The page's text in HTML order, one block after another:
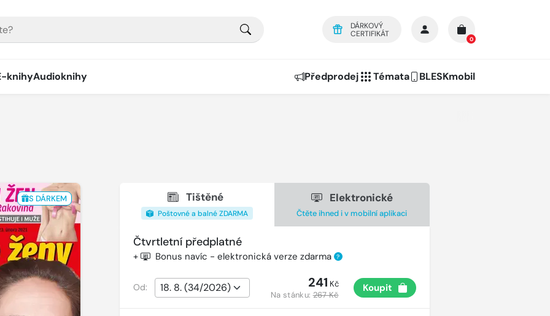
DÁRKOVÝ
CERTIFIKÁT
0
knihyAudioknihy Předprodej Témata BLESKmobil
S DÁRKEM Tištěné
Poštovné a balné ZDARMA
Elektronické
Čtěte ihned i v mobilní aplikaci
Čtvrtletní předplatné
+ Bonus navíc - elektronická verze zdarma ?
Od: 241 Kč
Na stánku:267 Kč
Koupit